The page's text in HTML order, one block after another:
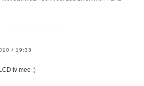
/ 19:33
tv mee ;)